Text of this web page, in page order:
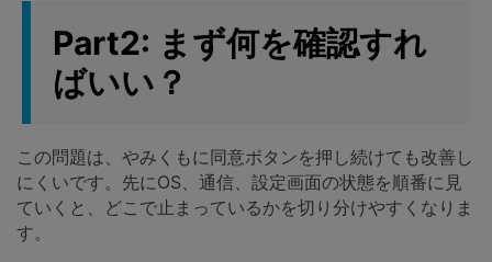
Part2: まず何を確認すれ
ばいい？
この問題は、やみくもに同意ボタンを押し続けても改善し
にくいです。先にOS、通信、設定画面の状態を順番に見
ていくと、どこで止まっているかを切り分けやすくなりま
す。